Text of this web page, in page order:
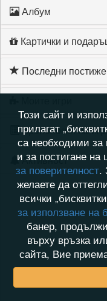
Албум
Картички и
Последни
Хронология на
Активност
Този сайт и
прилагат
са необходими
и за постигане на
за поверителност.
желаете да
всички
за използване на
банер,
върху връзка
сайта, Вие